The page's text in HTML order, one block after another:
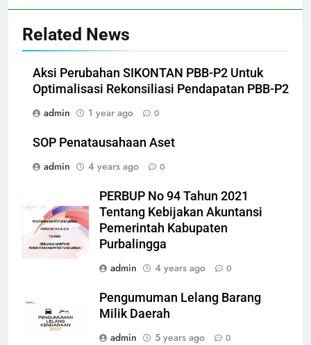
Related News
Aksi Perubahan SIKONTAN PBB-P2 Untuk
Optimalisasi Rekonsiliasi Pendapatan PBB-P2
admin
1 year ago 0
SOP Penatausahaan Aset
admin
4 years ago 0
PERBUP No 94 Tahun 2021
Tentang Kebijakan Akuntansi
Pemerintah Kabupaten
Purbalingga
admin
4 years ago 0
Pengumuman Lelang Barang
Milik Daerah
admin
5 years ago 0